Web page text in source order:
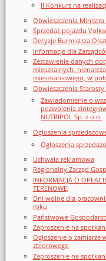
II Konkurs na
Obwieszczenia
Sprzedaż pojazdu
Decyzje Burmistrza
Informacje dla
Zestawienie danych
mieszkalnych,
mieszkaniowego, w
Obwieszczenia
Zawiadomienie o
pozwolenia
NUTRIPOL Sp. z o.o.
Ogłoszenia
Ogłoszenia
Uchwała reklamowa
Regionalny Zarząd
INFORMACJA O
TERENOWEJ
Dni wolne dla
roku
Państwowe
Zaproszenie na
Ogłoszenie o
zbiorowego
Zaproszenie na